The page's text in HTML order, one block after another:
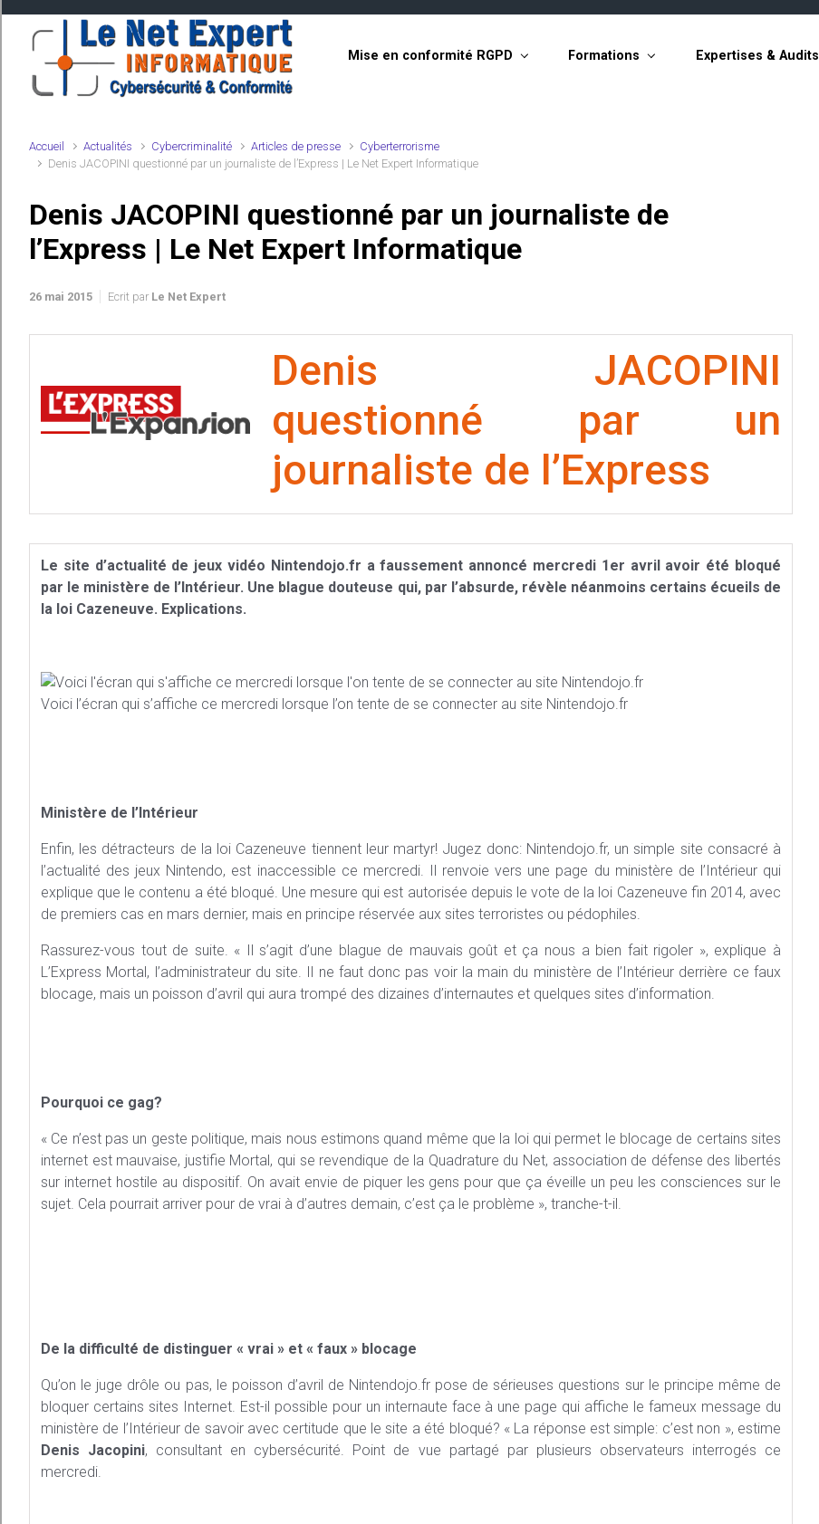
Skip to main content
Mise en conformité RGPD Formations Expertises & Audits
Accueil Actualités Cybercriminalité Articles de presse
Cyberterrorisme
Denis JACOPINI questionné par un journaliste de l’Express | Le Net Expert Informatique
Denis JACOPINI questionné par un journaliste de
l’Express | Le Net Expert Informatique
26 mai 2015 Ecrit par Le Net Expert
Denis JACOPINI
questionné par un
journaliste de l’Express
Le site d’actualité de jeux vidéo Nintendojo.fr a faussement annoncé mercredi 1er avril avoir été bloqué
par le ministère de l’Intérieur. Une blague douteuse qui, par l’absurde, révèle néanmoins certains écueils de
la loi Cazeneuve. Explications.
Voici l’écran qui s’affiche ce mercredi lorsque l’on tente de se connecter au site Nintendojo.fr
Ministère de l’Intérieur
Enfin, les détracteurs de la loi Cazeneuve tiennent leur martyr! Jugez donc: Nintendojo.fr, un simple site consacré à
l’actualité des jeux Nintendo, est inaccessible ce mercredi. Il renvoie vers une page du ministère de l’Intérieur qui
explique que le contenu a été bloqué. Une mesure qui est autorisée depuis le vote de la loi Cazeneuve fin 2014, avec
de premiers cas en mars dernier, mais en principe réservée aux sites terroristes ou pédophiles.
Rassurez-vous tout de suite. « Il s’agit d’une blague de mauvais goût et ça nous a bien fait rigoler », explique à
L’Express Mortal, l’administrateur du site. Il ne faut donc pas voir la main du ministère de l’Intérieur derrière ce faux
blocage, mais un poisson d’avril qui aura trompé des dizaines d’internautes et quelques sites d’information.
Pourquoi ce gag?
« Ce n’est pas un geste politique, mais nous estimons quand même que la loi qui permet le blocage de certains sites
internet est mauvaise, justifie Mortal, qui se revendique de la Quadrature du Net, association de défense des libertés
sur internet hostile au dispositif. On avait envie de piquer les gens pour que ça éveille un peu les consciences sur le
sujet. Cela pourrait arriver pour de vrai à d’autres demain, c’est ça le problème », tranche-t-il.
De la difficulté de distinguer « vrai » et « faux » blocage
Qu’on le juge drôle ou pas, le poisson d’avril de Nintendojo.fr pose de sérieuses questions sur le principe même de
bloquer certains sites Internet. Est-il possible pour un internaute face à une page qui affiche le fameux message du
ministère de l’Intérieur de savoir avec certitude que le site a été bloqué? « La réponse est simple: c’est non », estime
Denis Jacopini, consultant en cybersécurité. Point de vue partagé par plusieurs observateurs interrogés ce
mercredi.